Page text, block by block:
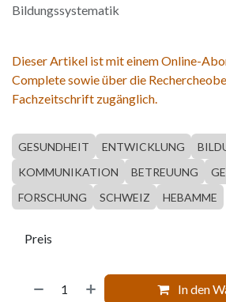
Bildungssystematik
Dieser Artikel ist mit einem Online-
Complete sowie über die
Fachzeitschrift zugänglich.
GESUNDHEIT ENTWICKLUNG
KOMMUNIKATION
BETREUUNG
FORSCHUNG
SCHWEIZ HEBAMME
In den
Preis